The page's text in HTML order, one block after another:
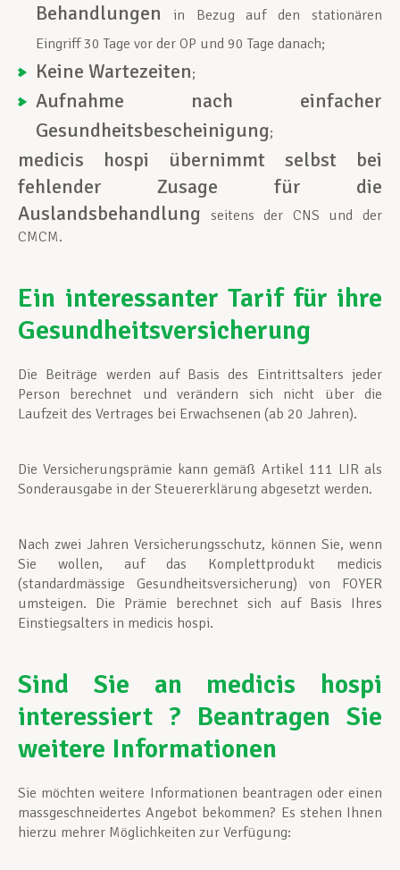
Behandlungen in Bezug auf den stationären
Eingriff 30 Tage vor der OP und 90 Tage danach;
Keine Wartezeiten;
Aufnahme nach einfacher
Gesundheitsbescheinigung;
medicis hospi übernimmt selbst bei
fehlender Zusage für die
Auslandsbehandlung seitens der CNS und der
CMCM.
Ein interessanter Tarif für ihre
Gesundheitsversicherung
Die Beiträge werden auf Basis des Eintrittsalters jeder
Person berechnet und verändern sich nicht über die
Laufzeit des Vertrages bei Erwachsenen (ab 20 Jahren).
Die Versicherungsprämie kann gemäß Artikel 111 LIR als
Sonderausgabe in der Steuererklärung abgesetzt werden.
Nach zwei Jahren Versicherungsschutz, können Sie, wenn
Sie wollen, auf das Komplettprodukt medicis
(standardmässige Gesundheitsversicherung) von FOYER
umsteigen. Die Prämie berechnet sich auf Basis Ihres
Einstiegsalters in medicis hospi.
Sind Sie an medicis hospi
interessiert ? Beantragen Sie
weitere Informationen
Sie möchten weitere Informationen beantragen oder einen
massgeschneidertes Angebot bekommen? Es stehen Ihnen
hierzu mehrer Möglichkeiten zur Verfügung: